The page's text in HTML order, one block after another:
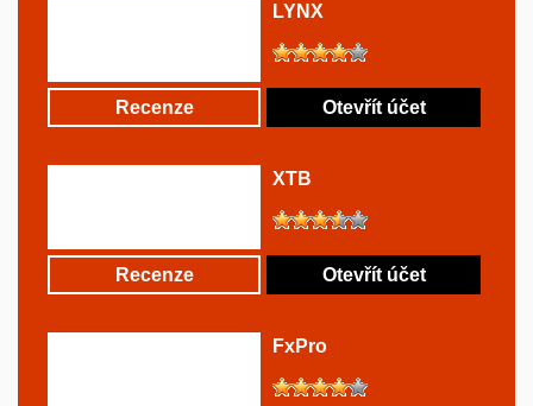
LYNX
Recenze Otevřít účet
XTB
Recenze Otevřít účet
FxPro